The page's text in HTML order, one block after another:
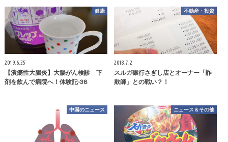
健康
2019.6.25
【潰瘍性大腸炎】大腸がん検診 下
剤を飲んで病院へ！体験記-38
不動産・投資
2018.7.2
スルガ銀行さぎし店とオーナー「詐
欺師」との戦い？！
中国のニュース ニュース＆その他